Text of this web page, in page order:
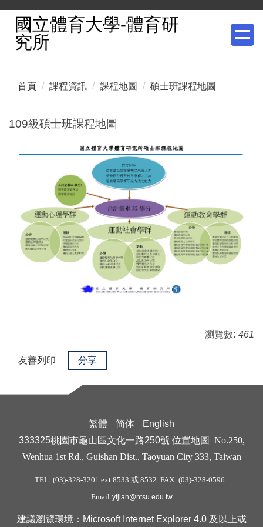
國立體育大學-體育研
究所
首頁 課程資訊 課程地圖 碩士班課程地圖
109級碩士班課程地圖
瀏覽數: 461
友善列印 分享
繁體 简体
English
333325桃園市龜山區文化一路250號 位置地圖
No.250,
Wenhua 1st Rd., Guishan Dist., Taoyuan City 333, Taiwan
TEL: (03)-328-3201 ext.8533 或 8532 FAX: (03)-328-0596
Email:ytjian@ntsu.edu.tw
建議瀏覽環境：Microsoft Internet Explorer 4.0 及以上或